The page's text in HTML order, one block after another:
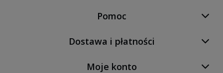
Pomoc
Dostawa i płatności
Moje konto